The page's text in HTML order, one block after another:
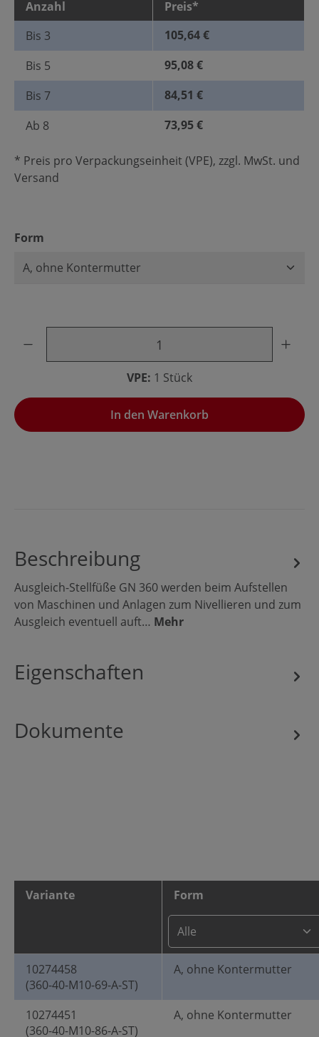
Anzahl
Preis*
Bis 3
105,64 €
Bis 5
95,08 €
Bis 7
84,51 €
Ab 8 73,95 €
* Preis pro Verpackungseinheit (VPE), zzgl. MwSt. und
Versand
Form
VPE: 1 Stück
In den Warenkorb
Beschreibung
Ausgleich-Stellfüße GN 360 werden beim Aufstellen
von Maschinen und Anlagen zum Nivellieren und zum
Ausgleich eventuell auft… Mehr
Eigenschaften
Dokumente
Variante Form
10274458
(360-40-M10-69-A-ST)
A, ohne Kontermutter
10274451
(360-40-M10-86-A-ST)
A, ohne Kontermutter